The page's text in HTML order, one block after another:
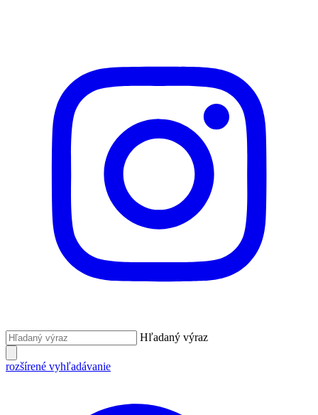
Hľadaný výraz
rozšírené vyhľadávanie